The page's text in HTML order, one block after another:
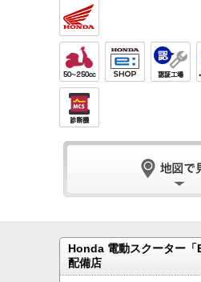
Honda 電動スクーター「
配備店